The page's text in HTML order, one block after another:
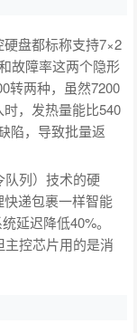
硬盘都标称支持7×2
故障率这两个隐形
转两种，虽然7200
，发热量能比540
陷，导致批量返
队列）技术的硬
递包裹一样智能
延迟降低40%。
控芯片用的是消